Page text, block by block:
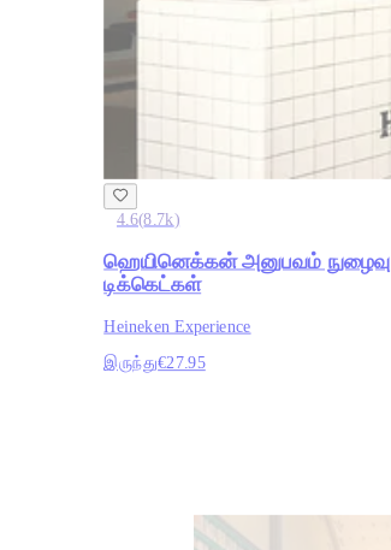
4.6(8.7k)
ஹெயினெக்கன் அனுபவம் நுழைவு
டிக்கெட்கள்
Heineken Experience
இருந்து€27.95